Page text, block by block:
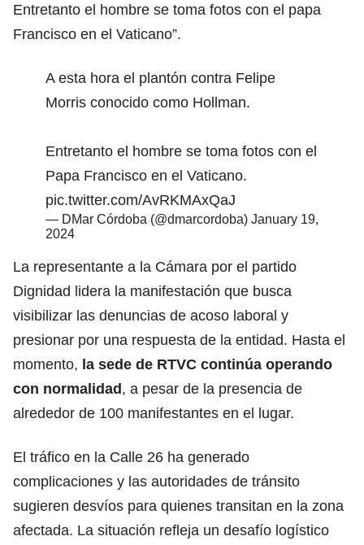
Entretanto el hombre se toma fotos con el papa
Francisco en el Vaticano”.
A esta hora el plantón contra Felipe
Morris conocido como Hollman.
Entretanto el hombre se toma fotos con el
Papa Francisco en el Vaticano.
pic.twitter.com/AvRKMAxQaJ
— DMar Córdoba (@dmarcordoba) January 19,
2024
La representante a la Cámara por el partido
Dignidad lidera la manifestación que busca
visibilizar las denuncias de acoso laboral y
presionar por una respuesta de la entidad. Hasta el
momento, la sede de RTVC continúa operando
con normalidad, a pesar de la presencia de
alrededor de 100 manifestantes en el lugar.
El tráfico en la Calle 26 ha generado
complicaciones y las autoridades de tránsito
sugieren desvíos para quienes transitan en la zona
afectada. La situación refleja un desafío logístico